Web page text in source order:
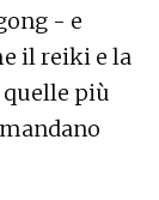
- e
il reiki e la
quelle più